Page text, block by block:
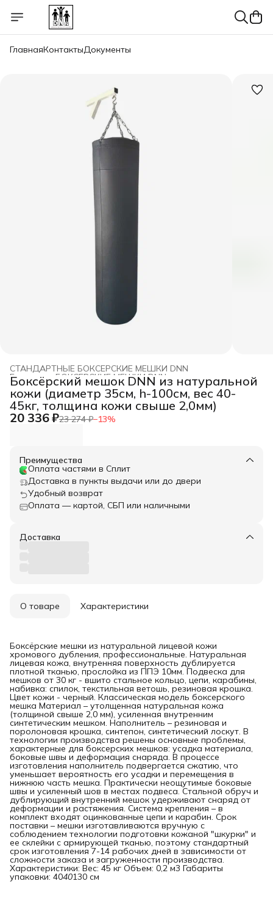
ГлавнаяКонтактыДокументы
СТАНДАРТНЫЕ БОКСЕРСКИЕ МЕШКИ DNN
БОКСЕРСКИЕ МЕШКИ DNN ›
Главная ›
Боксёрский мешок DNN из натуральной
кожи (диаметр 35см, h-100см, вес 40-
45кг, толщина кожи свыше 2,0мм)
20 336 ₽23 274 ₽−13%
Преимущества
Оплата частями в Сплит
Доставка в пункты выдачи или до двери
Удобный возврат
Оплата — картой, СБП или наличными
Доставка
О товаре Характеристики
Боксёрские мешки из натуральной лицевой кожи
хромового дубления, профессиональные. Натуральная
лицевая кожа, внутренняя поверхность дублируется
плотной тканью, прослойка из ППЭ 10мм. Подвеска для
мешков от 30 кг - вшито стальное кольцо, цепи, карабины,
набивка: спилок, текстильная ветошь, резиновая крошка.
Цвет кожи - черный. Классическая модель боксерского
мешка Материал – утолщенная натуральная кожа
(толщиной свыше 2,0 мм), усиленная внутренним
синтетическим мешком. Наполнитель – резиновая и
поролоновая крошка, синтепон, синтетический лоскут. В
технологии производства решены основные проблемы,
характерные для боксерских мешков: усадка материала,
боковые швы и деформация снаряда. В процессе
изготовления наполнитель подвергается сжатию, что
уменьшает вероятность его усадки и перемещения в
нижнюю часть мешка. Практически неощутимые боковые
швы и усиленный шов в местах подвеса. Стальной обруч и
дублирующий внутренний мешок удерживают снаряд от
деформации и растяжения. Система крепления – в
комплект входят оцинкованные цепи и карабин. Срок
поставки – мешки изготавливаются вручную с
соблюдением технологии подготовки кожаной "шкурки" и
ее склейки с армирующей тканью, поэтому стандартный
срок изготовления 7-14 рабочих дней в зависимости от
сложности заказа и загруженности производства.
Характеристики: Вес: 45 кг Объем: 0,2 м3 Габариты
упаковки: 4040130 см